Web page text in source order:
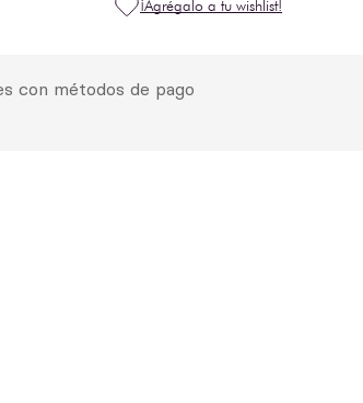
con métodos de pago